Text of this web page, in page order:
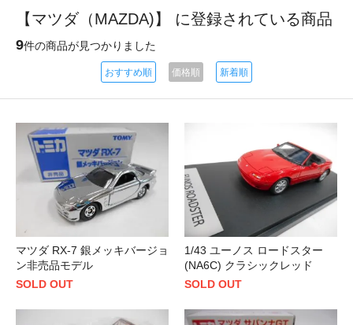
【マツダ（MAZDA)】 に登録されている商品
9件の商品が見つかりました
おすすめ順 価格順 新着順
マツダ RX-7 銀メッキバージョ
ン非売品モデル
SOLD OUT
1/43 ユーノス ロードスター
(NA6C) クラシックレッド
SOLD OUT